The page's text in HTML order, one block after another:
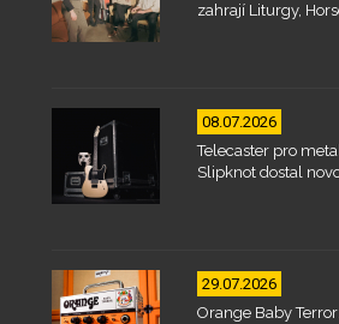
zahrají Liturgy,
08.07.2026
Telecaster pro
Slipknot dostal
29.07.2026
Orange Baby